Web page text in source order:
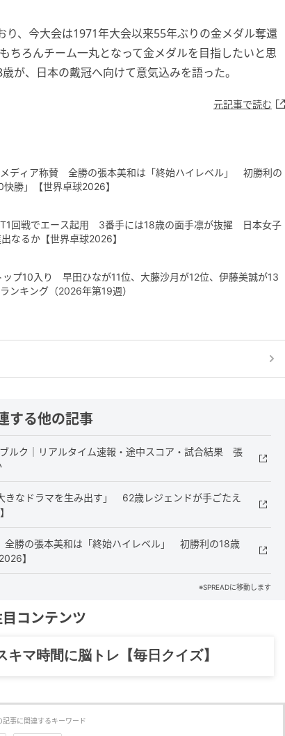
、今大会は1971年大会以来55年ぶりの金メダル奪還
ちろんチーム一丸となって金メダルを目指したいと思
が、日本の戴冠へ向けて意気込みを語った。
元記事で読む
ディア称賛 全勝の張本美和は「終始ハイレベル」 初勝利の
勝」【世界卓球2026】
回戦でエース起用 3番手には18歳の面手凛が抜擢 日本女子
なるか【世界卓球2026】
プ10入り 早田ひなが11位、大藤沙月が12位、伊藤美誠が13
ンキング（2026年第19週）
する他の記事
ルク｜リアルタイム速報・途中スコア・試合結果 張
きなドラマを生み出す」 62歳レジェンドが手ごたえ
勝の張本美和は「終始ハイレベル」 初勝利の18歳
】
※SPREADに移動します
コンテンツ
記……全部、読めます。
記事に関連するキーワード